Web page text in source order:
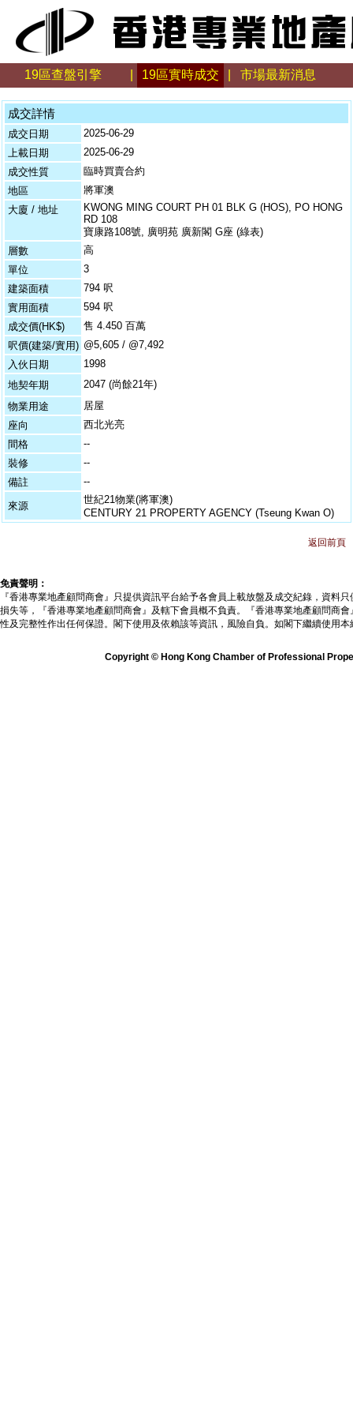
19區查盤引擎 19區實時成交 市場最新消息
成交詳情
成交日期
2025-06-29
上載日期
2025-06-29
成交性質
臨時買賣合約
地區
將軍澳
大廈 / 地址
KWONG MING COURT PH 01 BLK G (HOS), PO HONG
RD 108
寶康路108號, 廣明苑 廣新閣 G座 (綠表)
層數
高
單位
3
建築面積
794 呎
實用面積
594 呎
成交價(HK$)
售 4.450 百萬
呎價(建築/實用) @5,605 / @7,492
入伙日期
1998
地契年期
2047 (尚餘21年)
物業用途
居屋
座向
西北光亮
間格
--
裝修
--
備註
--
來源
世紀21物業(將軍澳)
CENTURY 21 PROPERTY AGENCY (Tseung Kwan O)
返回前頁
免責聲明：
『香港專業地產顧問商會』只提供資訊平台給予各會員上載放盤及成交紀錄，資料
損失等，『香港專業地產顧問商會』及轄下會員概不負責。『香港專業地產顧問商
性及完整性作出任何保證。閣下使用及依賴該等資訊，風險自負。如閣下繼續使用
Copyright © Hong Kong Chamber of Professional